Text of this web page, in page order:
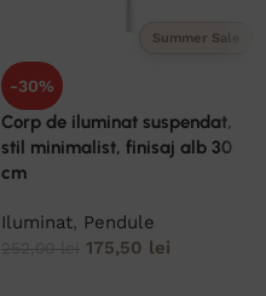
Summer Sale
-30%
Corp de iluminat suspendat,
stil minimalist, finisaj alb 30
cm
Iluminat, Pendule
175,50 lei